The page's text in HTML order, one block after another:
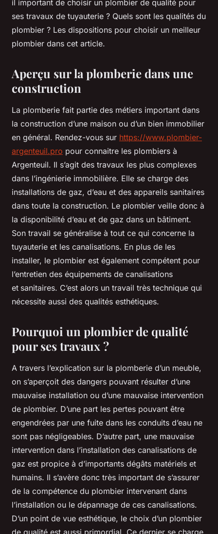
il important de choisir un plombier de qualité pour
ses travaux de tuyauterie ? Quels sont les qualités du
plombier ? Les dispositions pour choisir un meilleur
plombier dans cet article.
Aperçu sur la plomberie dans une
construction
La plomberie fait partie des métiers important dans
la construction d’une maison ou d’un bien immobilier
en général. Rendez-vous sur https://www.plombier-
argenteuil.pro pour connaitre les plombiers à
Argenteuil. Il s’agit des travaux les plus complexes
dans l’ingénierie immobilière. Elle se charge des
installations de gaz, d’eau et des appareils sanitaires
dans toute la construction. Le plombier veille donc à
la disponibilité d’eau et de gaz dans un bâtiment.
Son travail se généralise à tout ce qui concerne la
tuyauterie et les canalisations. En plus de les
installer, le plombier est également compétent pour
l’entretien des équipements de canalisations
et sanitaires. C’est alors un travail très technique qui
nécessite aussi des qualités esthétiques.
Pourquoi un plombier de qualité
pour ses travaux ?
A travers l’explication sur la plomberie d’un meuble,
on s’aperçoit des dangers pouvant résulter d’une
mauvaise installation ou d’une mauvaise intervention
de plombier. D’une part les pertes pouvant être
engendrées par une fuite dans les conduits d’eau ne
sont pas négligeables. D’autre part, une mauvaise
intervention dans l’installation des canalisations de
gaz est propice à d’importants dégâts matériels et
humains. Il s’avère donc très important de s’assurer
de la compétence du plombier intervenant dans
l’installation ou le dépannage de ces canalisations.
D’un point de vue esthétique, le choix d’un plombier
de qualité est aussi primordial. Ce dernier se charge